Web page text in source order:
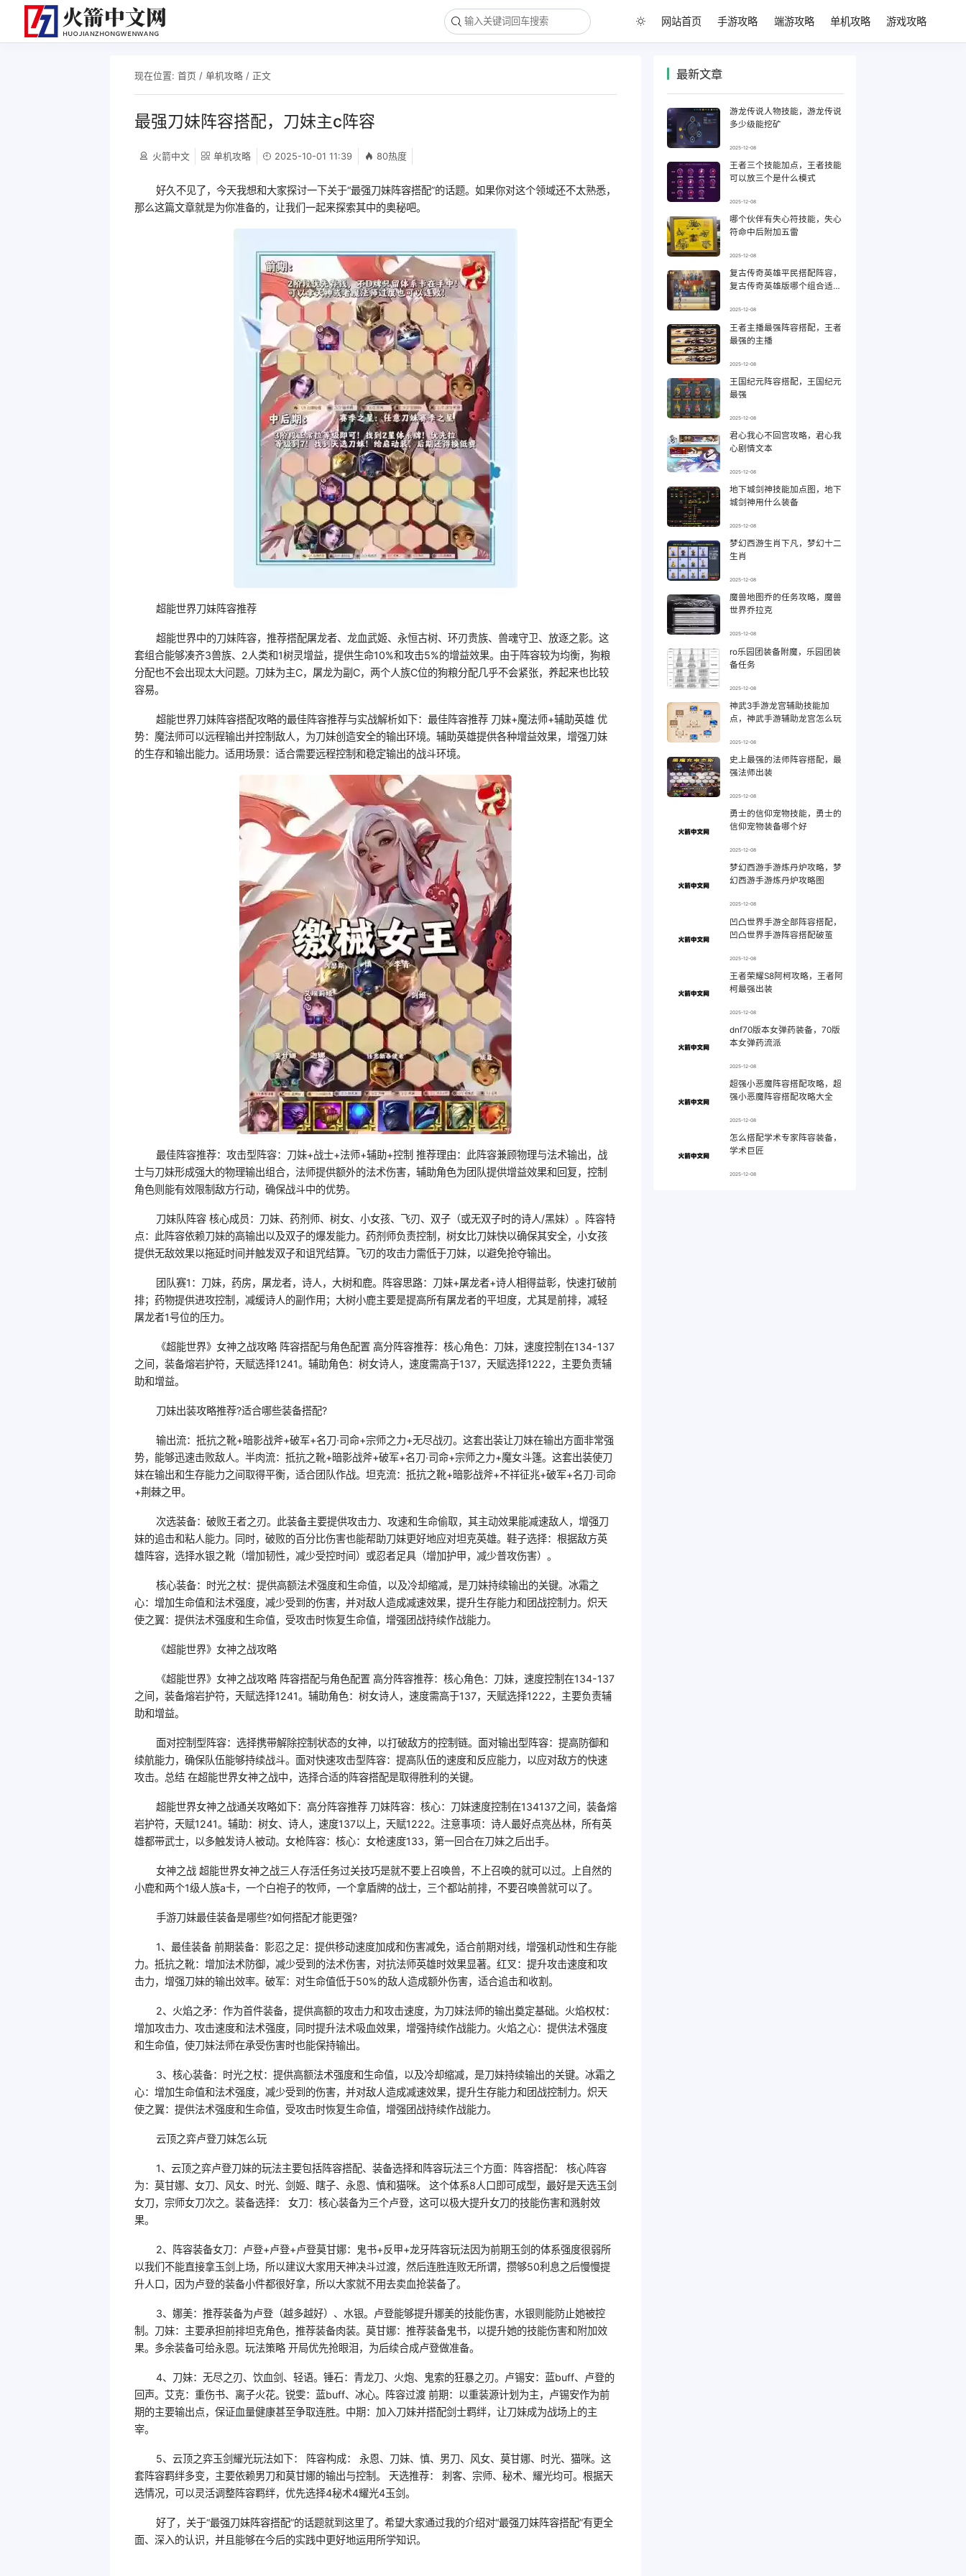
网站首页 手游攻略 端游攻略 单机攻略 游戏攻略
现在位置: 首页 / 单机攻略/ 正文
最强刀妹阵容搭配，刀妹主c阵容
火箭中文 单机攻略 2025-10-01 11:39 80热度
好久不见了，今天我想和大家探讨一下关于“最强刀妹阵容搭配”的话题。如果你对这个领域还不太熟悉，
那么这篇文章就是为你准备的，让我们一起来探索其中的奥秘吧。
超能世界刀妹阵容推荐
超能世界中的刀妹阵容，推荐搭配屠龙者、龙血武姬、永恒古树、环刃贵族、兽魂守卫、放逐之影。这
套组合能够凑齐3兽族、2人类和1树灵增益，提供生命10%和攻击5%的增益效果。由于阵容较为均衡，狗粮
分配也不会出现太大问题。刀妹为主C，屠龙为副C，两个人族C位的狗粮分配几乎不会紧张，养起来也比较
容易。
超能世界刀妹阵容搭配攻略的最佳阵容推荐与实战解析如下：最佳阵容推荐 刀妹+魔法师+辅助英雄 优
势：魔法师可以远程输出并控制敌人，为刀妹创造安全的输出环境。辅助英雄提供各种增益效果，增强刀妹
的生存和输出能力。适用场景：适合需要远程控制和稳定输出的战斗环境。
最佳阵容推荐：攻击型阵容：刀妹+战士+法师+辅助+控制 推荐理由：此阵容兼顾物理与法术输出，战
士与刀妹形成强大的物理输出组合，法师提供额外的法术伤害，辅助角色为团队提供增益效果和回复，控制
角色则能有效限制敌方行动，确保战斗中的优势。
刀妹队阵容 核心成员：刀妹、药剂师、树女、小女孩、飞刃、双子（或无双子时的诗人/黑妹）。阵容特
点：此阵容依赖刀妹的高输出以及双子的爆发能力。药剂师负责控制，树女比刀妹快以确保其安全，小女孩
提供无敌效果以拖延时间并触发双子和诅咒结算。飞刃的攻击力需低于刀妹，以避免抢夺输出。
团队赛1：刀妹，药房，屠龙者，诗人，大树和鹿。阵容思路：刀妹+屠龙者+诗人相得益彰，快速打破前
排；药物提供进攻控制，减缓诗人的副作用；大树小鹿主要是提高所有屠龙者的平坦度，尤其是前排，减轻
屠龙者1号位的压力。
《超能世界》女神之战攻略 阵容搭配与角色配置 高分阵容推荐：核心角色：刀妹，速度控制在134-137
之间，装备熔岩护符，天赋选择1241。辅助角色：树女诗人，速度需高于137，天赋选择1222，主要负责辅
助和增益。
刀妹出装攻略推荐?适合哪些装备搭配?
输出流：抵抗之靴+暗影战斧+破军+名刀·司命+宗师之力+无尽战刃。这套出装让刀妹在输出方面非常强
势，能够迅速击败敌人。半肉流：抵抗之靴+暗影战斧+破军+名刀·司命+宗师之力+魔女斗篷。这套出装使刀
妹在输出和生存能力之间取得平衡，适合团队作战。坦克流：抵抗之靴+暗影战斧+不祥征兆+破军+名刀·司命
+荆棘之甲。
次选装备：破败王者之刃。此装备主要提供攻击力、攻速和生命偷取，其主动效果能减速敌人，增强刀
妹的追击和粘人能力。同时，破败的百分比伤害也能帮助刀妹更好地应对坦克英雄。鞋子选择：根据敌方英
雄阵容，选择水银之靴（增加韧性，减少受控时间）或忍者足具（增加护甲，减少普攻伤害）。
核心装备：时光之杖：提供高额法术强度和生命值，以及冷却缩减，是刀妹持续输出的关键。冰霜之
心：增加生命值和法术强度，减少受到的伤害，并对敌人造成减速效果，提升生存能力和团战控制力。炽天
使之翼：提供法术强度和生命值，受攻击时恢复生命值，增强团战持续作战能力。
《超能世界》女神之战攻略
《超能世界》女神之战攻略 阵容搭配与角色配置 高分阵容推荐：核心角色：刀妹，速度控制在134-137
之间，装备熔岩护符，天赋选择1241。辅助角色：树女诗人，速度需高于137，天赋选择1222，主要负责辅
助和增益。
面对控制型阵容：选择携带解除控制状态的女神，以打破敌方的控制链。面对输出型阵容：提高防御和
续航能力，确保队伍能够持续战斗。面对快速攻击型阵容：提高队伍的速度和反应能力，以应对敌方的快速
攻击。总结 在超能世界女神之战中，选择合适的阵容搭配是取得胜利的关键。
超能世界女神之战通关攻略如下：高分阵容推荐 刀妹阵容：核心：刀妹速度控制在134137之间，装备熔
岩护符，天赋1241。辅助：树女、诗人，速度137以上，天赋1222。注意事项：诗人最好点亮丛林，所有英
雄都带武士，以多触发诗人被动。女枪阵容：核心：女枪速度133，第一回合在刀妹之后出手。
女神之战 超能世界女神之战三人存活任务过关技巧是就不要上召唤兽，不上召唤的就可以过。上自然的
小鹿和两个1级人族a卡，一个白袍子的牧师，一个拿盾牌的战士，三个都站前排，不要召唤兽就可以了。
手游刀妹最佳装备是哪些?如何搭配才能更强?
1、最佳装备 前期装备：影忍之足：提供移动速度加成和伤害减免，适合前期对线，增强机动性和生存能
力。抵抗之靴：增加法术防御，减少受到的法术伤害，对抗法师英雄时效果显著。红叉：提升攻击速度和攻
击力，增强刀妹的输出效率。破军：对生命值低于50%的敌人造成额外伤害，适合追击和收割。
2、火焰之矛：作为首件装备，提供高额的攻击力和攻击速度，为刀妹法师的输出奠定基础。火焰权杖：
增加攻击力、攻击速度和法术强度，同时提升法术吸血效果，增强持续作战能力。火焰之心：提供法术强度
和生命值，使刀妹法师在承受伤害时也能保持输出。
3、核心装备：时光之杖：提供高额法术强度和生命值，以及冷却缩减，是刀妹持续输出的关键。冰霜之
心：增加生命值和法术强度，减少受到的伤害，并对敌人造成减速效果，提升生存能力和团战控制力。炽天
使之翼：提供法术强度和生命值，受攻击时恢复生命值，增强团战持续作战能力。
云顶之弈卢登刀妹怎么玩
1、云顶之弈卢登刀妹的玩法主要包括阵容搭配、装备选择和阵容玩法三个方面：阵容搭配： 核心阵容
为：莫甘娜、女刀、风女、时光、剑姬、瞎子、永恩、慎和猫咪。 这个体系8人口即可成型，最好是天选玉剑
女刀，宗师女刀次之。装备选择： 女刀：核心装备为三个卢登，这可以极大提升女刀的技能伤害和溅射效
果。
2、阵容装备女刀：卢登+卢登+卢登莫甘娜：鬼书+反甲+龙牙阵容玩法因为前期玉剑的体系强度很弱所
以我们不能直接拿玉剑上场，所以建议大家用天神决斗过渡，然后连胜连败无所谓，攒够50利息之后慢慢提
升人口，因为卢登的装备小件都很好拿，所以大家就不用去卖血抢装备了。
3、娜美：推荐装备为卢登（越多越好）、水银。卢登能够提升娜美的技能伤害，水银则能防止她被控
制。刀妹：主要承担前排坦克角色，推荐装备肉装。莫甘娜：推荐装备鬼书，以提升她的技能伤害和附加效
果。多余装备可给永恩。玩法策略 开局优先抢眼泪，为后续合成卢登做准备。
4、刀妹：无尽之刃、饮血剑、轻语。锤石：青龙刀、火炮、鬼索的狂暴之刃。卢锡安：蓝buff、卢登的
回声。艾克：重伤书、离子火花。锐雯：蓝buff、冰心。阵容过渡 前期：以重装源计划为主，卢锡安作为前
期的主要输出点，保证血量健康甚至争取连胜。中期：加入刀妹并搭配剑士羁绊，让刀妹成为战场上的主
宰。
5、云顶之弈玉剑耀光玩法如下： 阵容构成： 永恩、刀妹、慎、男刀、风女、莫甘娜、时光、猫咪。这
套阵容羁绊多变，主要依赖男刀和莫甘娜的输出与控制。 天选推荐： 刺客、宗师、秘术、耀光均可。根据天
选情况，可以灵活调整阵容羁绊，优先选择4秘术4耀光4玉剑。
好了，关于“最强刀妹阵容搭配”的话题就到这里了。希望大家通过我的介绍对“最强刀妹阵容搭配”有更全
面、深入的认识，并且能够在今后的实践中更好地运用所学知识。
最新文章
游龙传说人物技能，游龙传说
多少级能挖矿
2025-12-08
王者三个技能加点，王者技能
可以放三个是什么模式
2025-12-08
哪个伙伴有失心符技能，失心
符命中后附加五雷
2025-12-08
复古传奇英雄平民搭配阵容，
复古传奇英雄版哪个组合适合
2025-12-08
王者主播最强阵容搭配，王者
最强的主播
2025-12-08
王国纪元阵容搭配，王国纪元
最强
2025-12-08
君心我心不回宫攻略，君心我
心剧情文本
2025-12-08
地下城剑神技能加点图，地下
城剑神用什么装备
2025-12-08
梦幻西游生肖下凡，梦幻十二
生肖
2025-12-08
魔兽地图乔的任务攻略，魔兽
世界乔拉克
2025-12-08
ro乐园团装备附魔，乐园团装
备任务
2025-12-08
神武3手游龙宫辅助技能加
点，神武手游辅助龙宫怎么玩
2025-12-08
史上最强的法师阵容搭配，最
强法师出装
2025-12-08
勇士的信仰宠物技能，勇士的
信仰宠物装备哪个好
2025-12-08
梦幻西游手游炼丹炉攻略，梦
幻西游手游炼丹炉攻略图
2025-12-08
凹凸世界手游全部阵容搭配，
凹凸世界手游阵容搭配破茧
2025-12-08
王者荣耀S8阿柯攻略，王者阿
柯最强出装
2025-12-08
dnf70版本女弹药装备，70版
本女弹药流派
2025-12-08
超强小恶魔阵容搭配攻略，超
强小恶魔阵容搭配攻略大全
2025-12-08
怎么搭配学术专家阵容装备，
学术巨匠
2025-12-08